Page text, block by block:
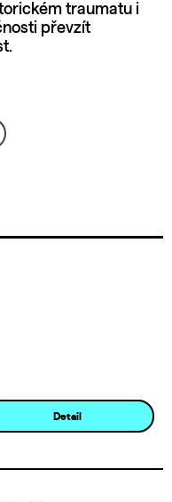
traumatu i
převzít
Detail